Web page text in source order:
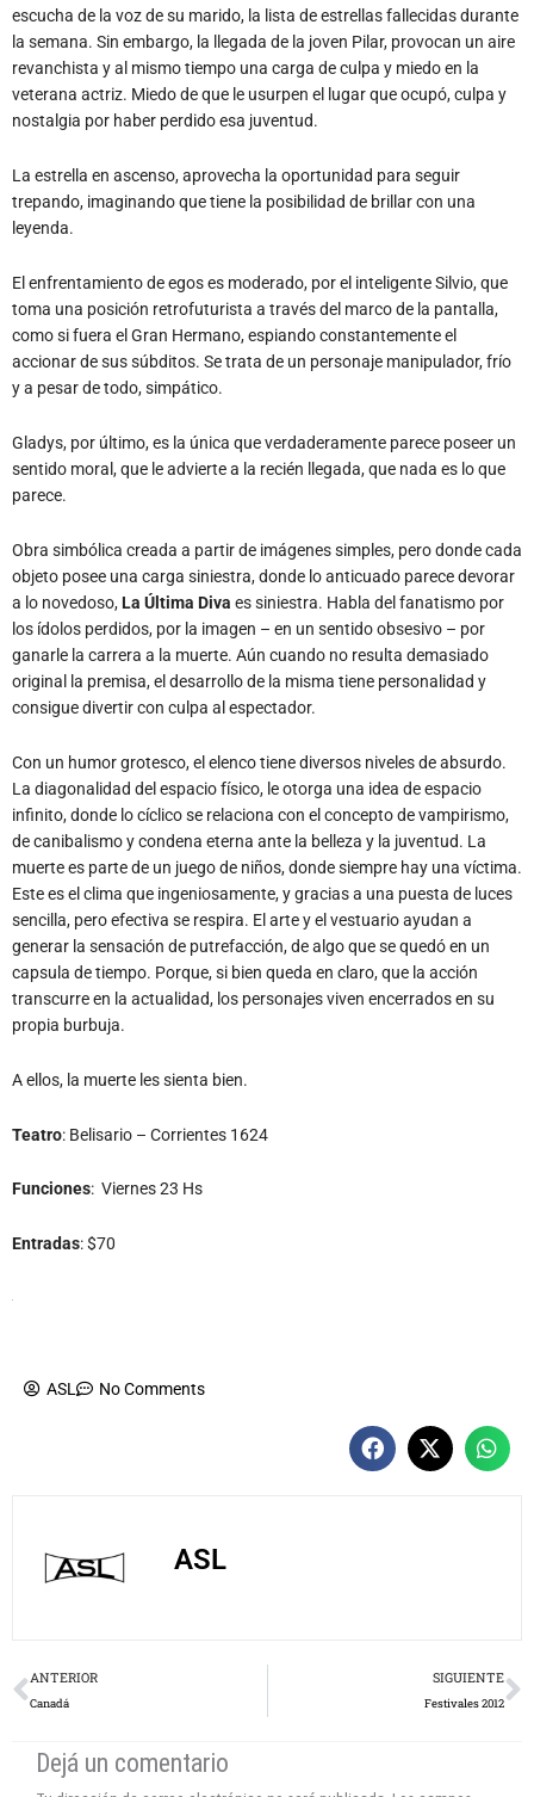
escucha de la voz de su marido, la lista de estrellas fallecidas durante
la semana. Sin embargo, la llegada de la joven Pilar, provocan un aire
revanchista y al mismo tiempo una carga de culpa y miedo en la
veterana actriz. Miedo de que le usurpen el lugar que ocupó, culpa y
nostalgia por haber perdido esa juventud.
La estrella en ascenso, aprovecha la oportunidad para seguir
trepando, imaginando que tiene la posibilidad de brillar con una
leyenda.
El enfrentamiento de egos es moderado, por el inteligente Silvio, que
toma una posición retrofuturista a través del marco de la pantalla,
como si fuera el Gran Hermano, espiando constantemente el
accionar de sus súbditos. Se trata de un personaje manipulador, frío
y a pesar de todo, simpático.
Gladys, por último, es la única que verdaderamente parece poseer un
sentido moral, que le advierte a la recién llegada, que nada es lo que
parece.
Obra simbólica creada a partir de imágenes simples, pero donde cada
objeto posee una carga siniestra, donde lo anticuado parece devorar
a lo novedoso,La Última Diva es siniestra. Habla del fanatismo por
los ídolos perdidos, por la imagen – en un sentido obsesivo – por
ganarle la carrera a la muerte. Aún cuando no resulta demasiado
original la premisa, el desarrollo de la misma tiene personalidad y
consigue divertir con culpa al espectador.
Con un humor grotesco, el elenco tiene diversos niveles de absurdo.
La diagonalidad del espacio físico, le otorga una idea de espacio
infinito, donde lo cíclico se relaciona con el concepto de vampirismo,
de canibalismo y condena eterna ante la belleza y la juventud. La
muerte es parte de un juego de niños, donde siempre hay una víctima.
Este es el clima que ingeniosamente, y gracias a una puesta de luces
sencilla, pero efectiva se respira. El arte y el vestuario ayudan a
generar la sensación de putrefacción, de algo que se quedó en un
capsula de tiempo. Porque, si bien queda en claro, que la acción
transcurre en la actualidad, los personajes viven encerrados en su
propia burbuja.
A ellos, la muerte les sienta bien.
Teatro: Belisario – Corrientes 1624
Funciones: Viernes 23 Hs
Entradas: $70
ASL No Comments
ASL
Prev
ANTERIOR
Canadá
SIGUIENTE
Festivales 2012
Dejá un comentario